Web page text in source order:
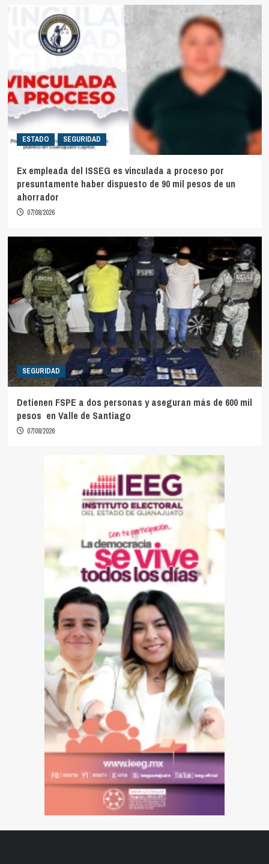
ESTADO SEGURIDAD
Ex empleada del ISSEG es vinculada a proceso por
presuntamente haber dispuesto de 90 mil pesos de un
ahorrador
07/08/2026
SEGURIDAD
Detienen FSPE a dos personas y aseguran más de 600 mil
pesos en Valle de Santiago
07/08/2026